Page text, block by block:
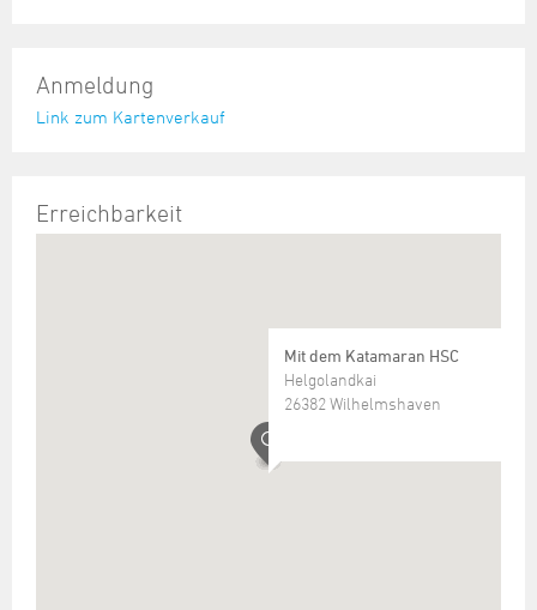
Anmeldung
Link zum Kartenverkauf
Erreichbarkeit
Mit dem Katamaran HSC
Helgolandkai
26382 Wilhelmshaven